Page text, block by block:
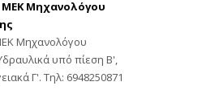
ΜΕΚ Μηχανολόγου
Μηχανολόγου
υπό πίεση Β',
Γ'. Τηλ: 6948250871